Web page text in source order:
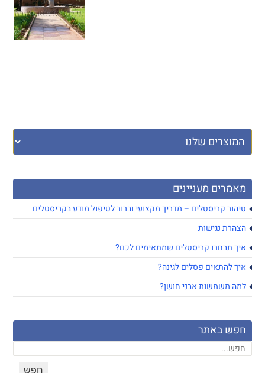
מאמרים מעניינים
טיהור קריסטלים – מדריך מקצועי וברור לטיפול מודע בקריסטלים
הצהרת נגישות
איך תבחרו קריסטלים שמתאימים לכם?
איך להתאים פסלים לגינה?
למה משמשות אבני חושן?
חפש באתר